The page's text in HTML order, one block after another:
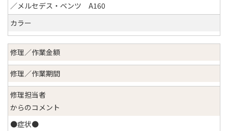
／メルセデス・ベンツ A160
カラー
修理／作業金額
修理／作業期間
修理担当者
からのコメント
●症状●